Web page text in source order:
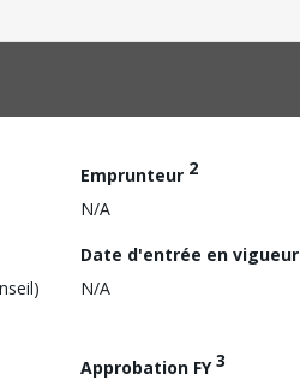
Emprunteur 2
N/A
Date d'entrée en vigueur
N/A
Approbation FY3